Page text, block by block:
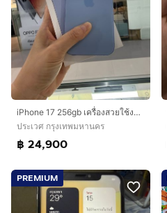
iPhone 17 256gb เครื่องสวยใช้งานปกติทุกอย่าง
ประเวศ กรุงเทพมหานคร
฿ 24,900
PREMIUM